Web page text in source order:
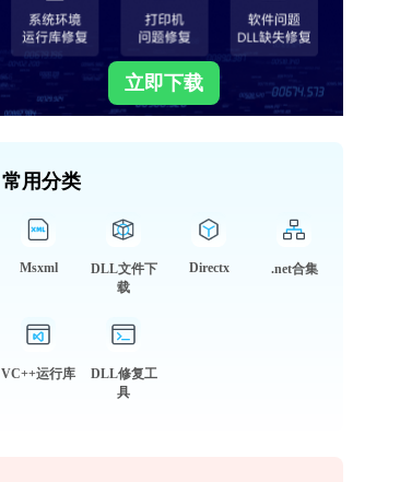
立即下载
常用分类
Msxml
DLL文件下
载
Directx .net合集
VC++运行库
DLL修复工
具